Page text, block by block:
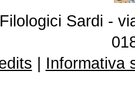
Sardi -
Informativa